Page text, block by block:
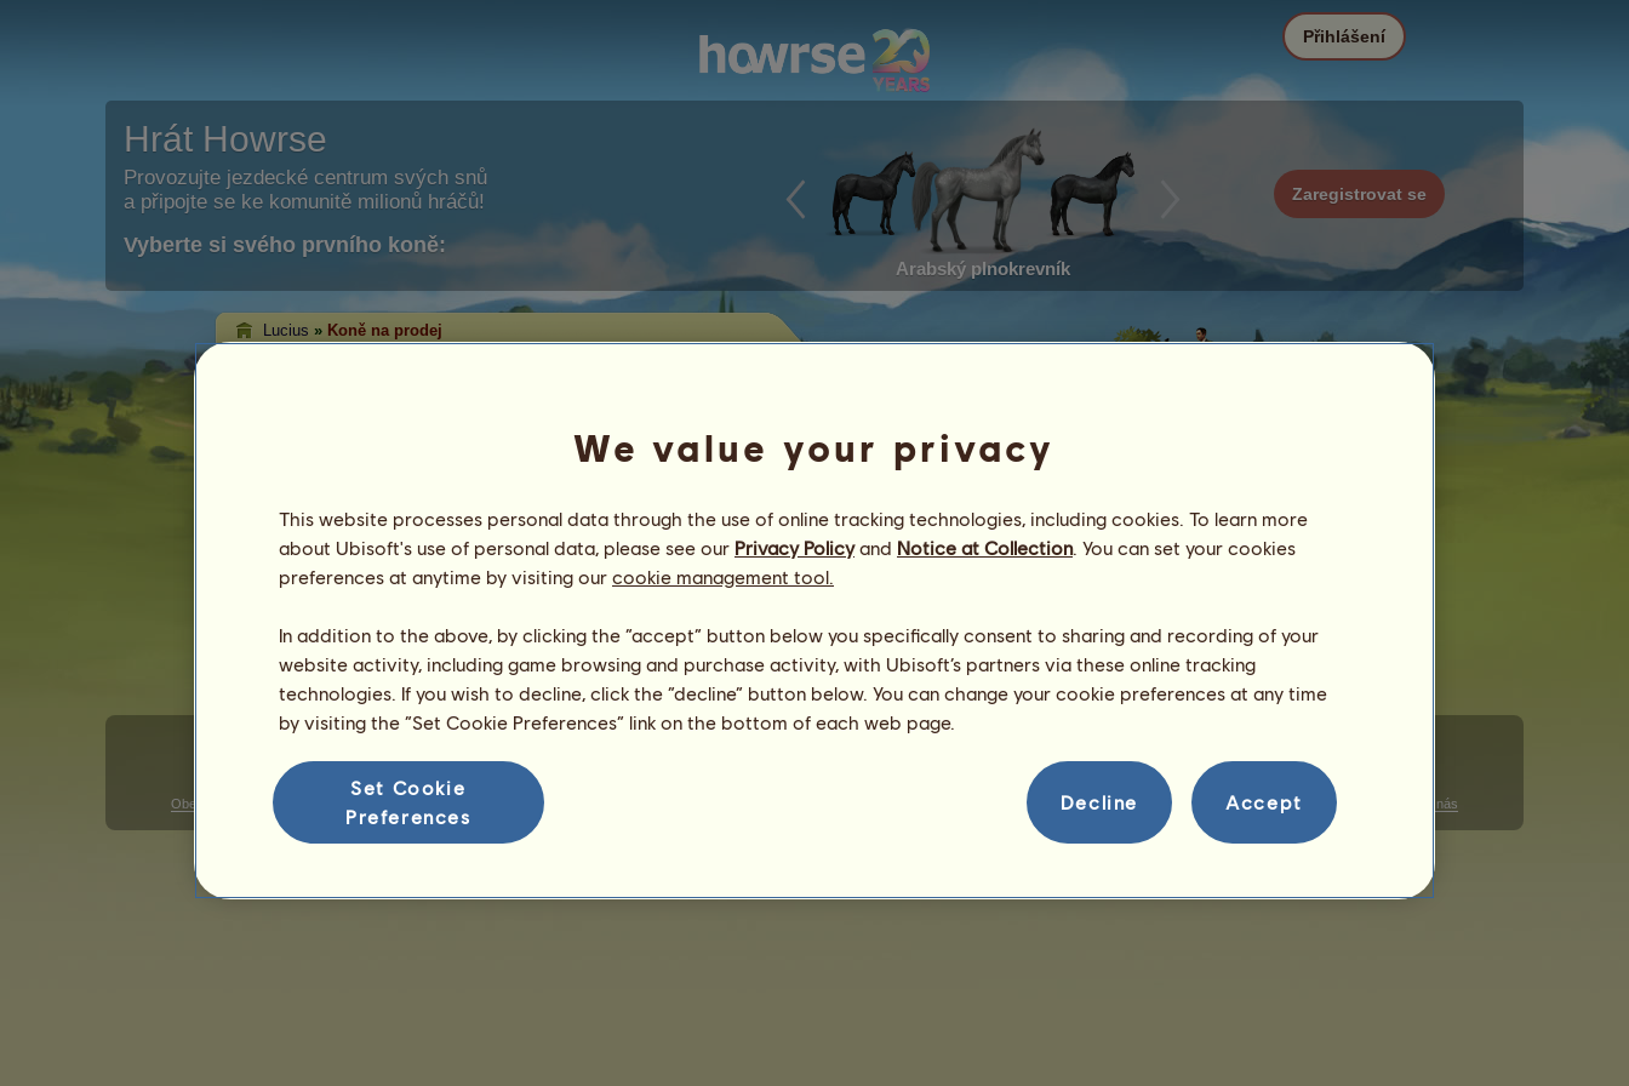
Hrát Howrse
Provozujte jezdecké centrum svých snů
a připojte se ke komunitě milionů hráčů!
Vyberte si svého prvního koně:
Arabský plnokrevník
Zaregistrovat se
Přihlášení
Lucius » Koně na prodej
Na této stránce budete mít možnost vidět koně v současnosti nabízené k
Úspěchy
Dovednosti/Genetika
předměty
Obecné uživatelské podmínky Právní informace Správa souborů cookie Pravidla chování Kontaktujte nás
We value your privacy
This website processes personal data through the use of online tracking technologies, including cookies. To learn more
about Ubisoft's use of personal data, please see our Privacy Policyand Notice at Collection. You can set your cookies
preferences at anytime by visiting our cookie management tool.
In addition to the above, by clicking the “accept” button below you specifically consent to sharing and recording of your
website activity, including game browsing and purchase activity, with Ubisoft’s partners via these online tracking
technologies. If you wish to decline, click the “decline” button below. You can change your cookie preferences at any time
by visiting the “Set Cookie Preferences” link on the bottom of each web page.
Set Cookie
Preferences
Decline Accept